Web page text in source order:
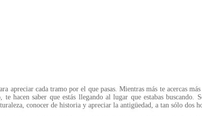
apreciar cada tramo por el que pasas. Mientras más te acercas
hacen saber que estás llegando al lugar que estabas
conocer de historia y apreciar la antigüedad, a tan sólo dos